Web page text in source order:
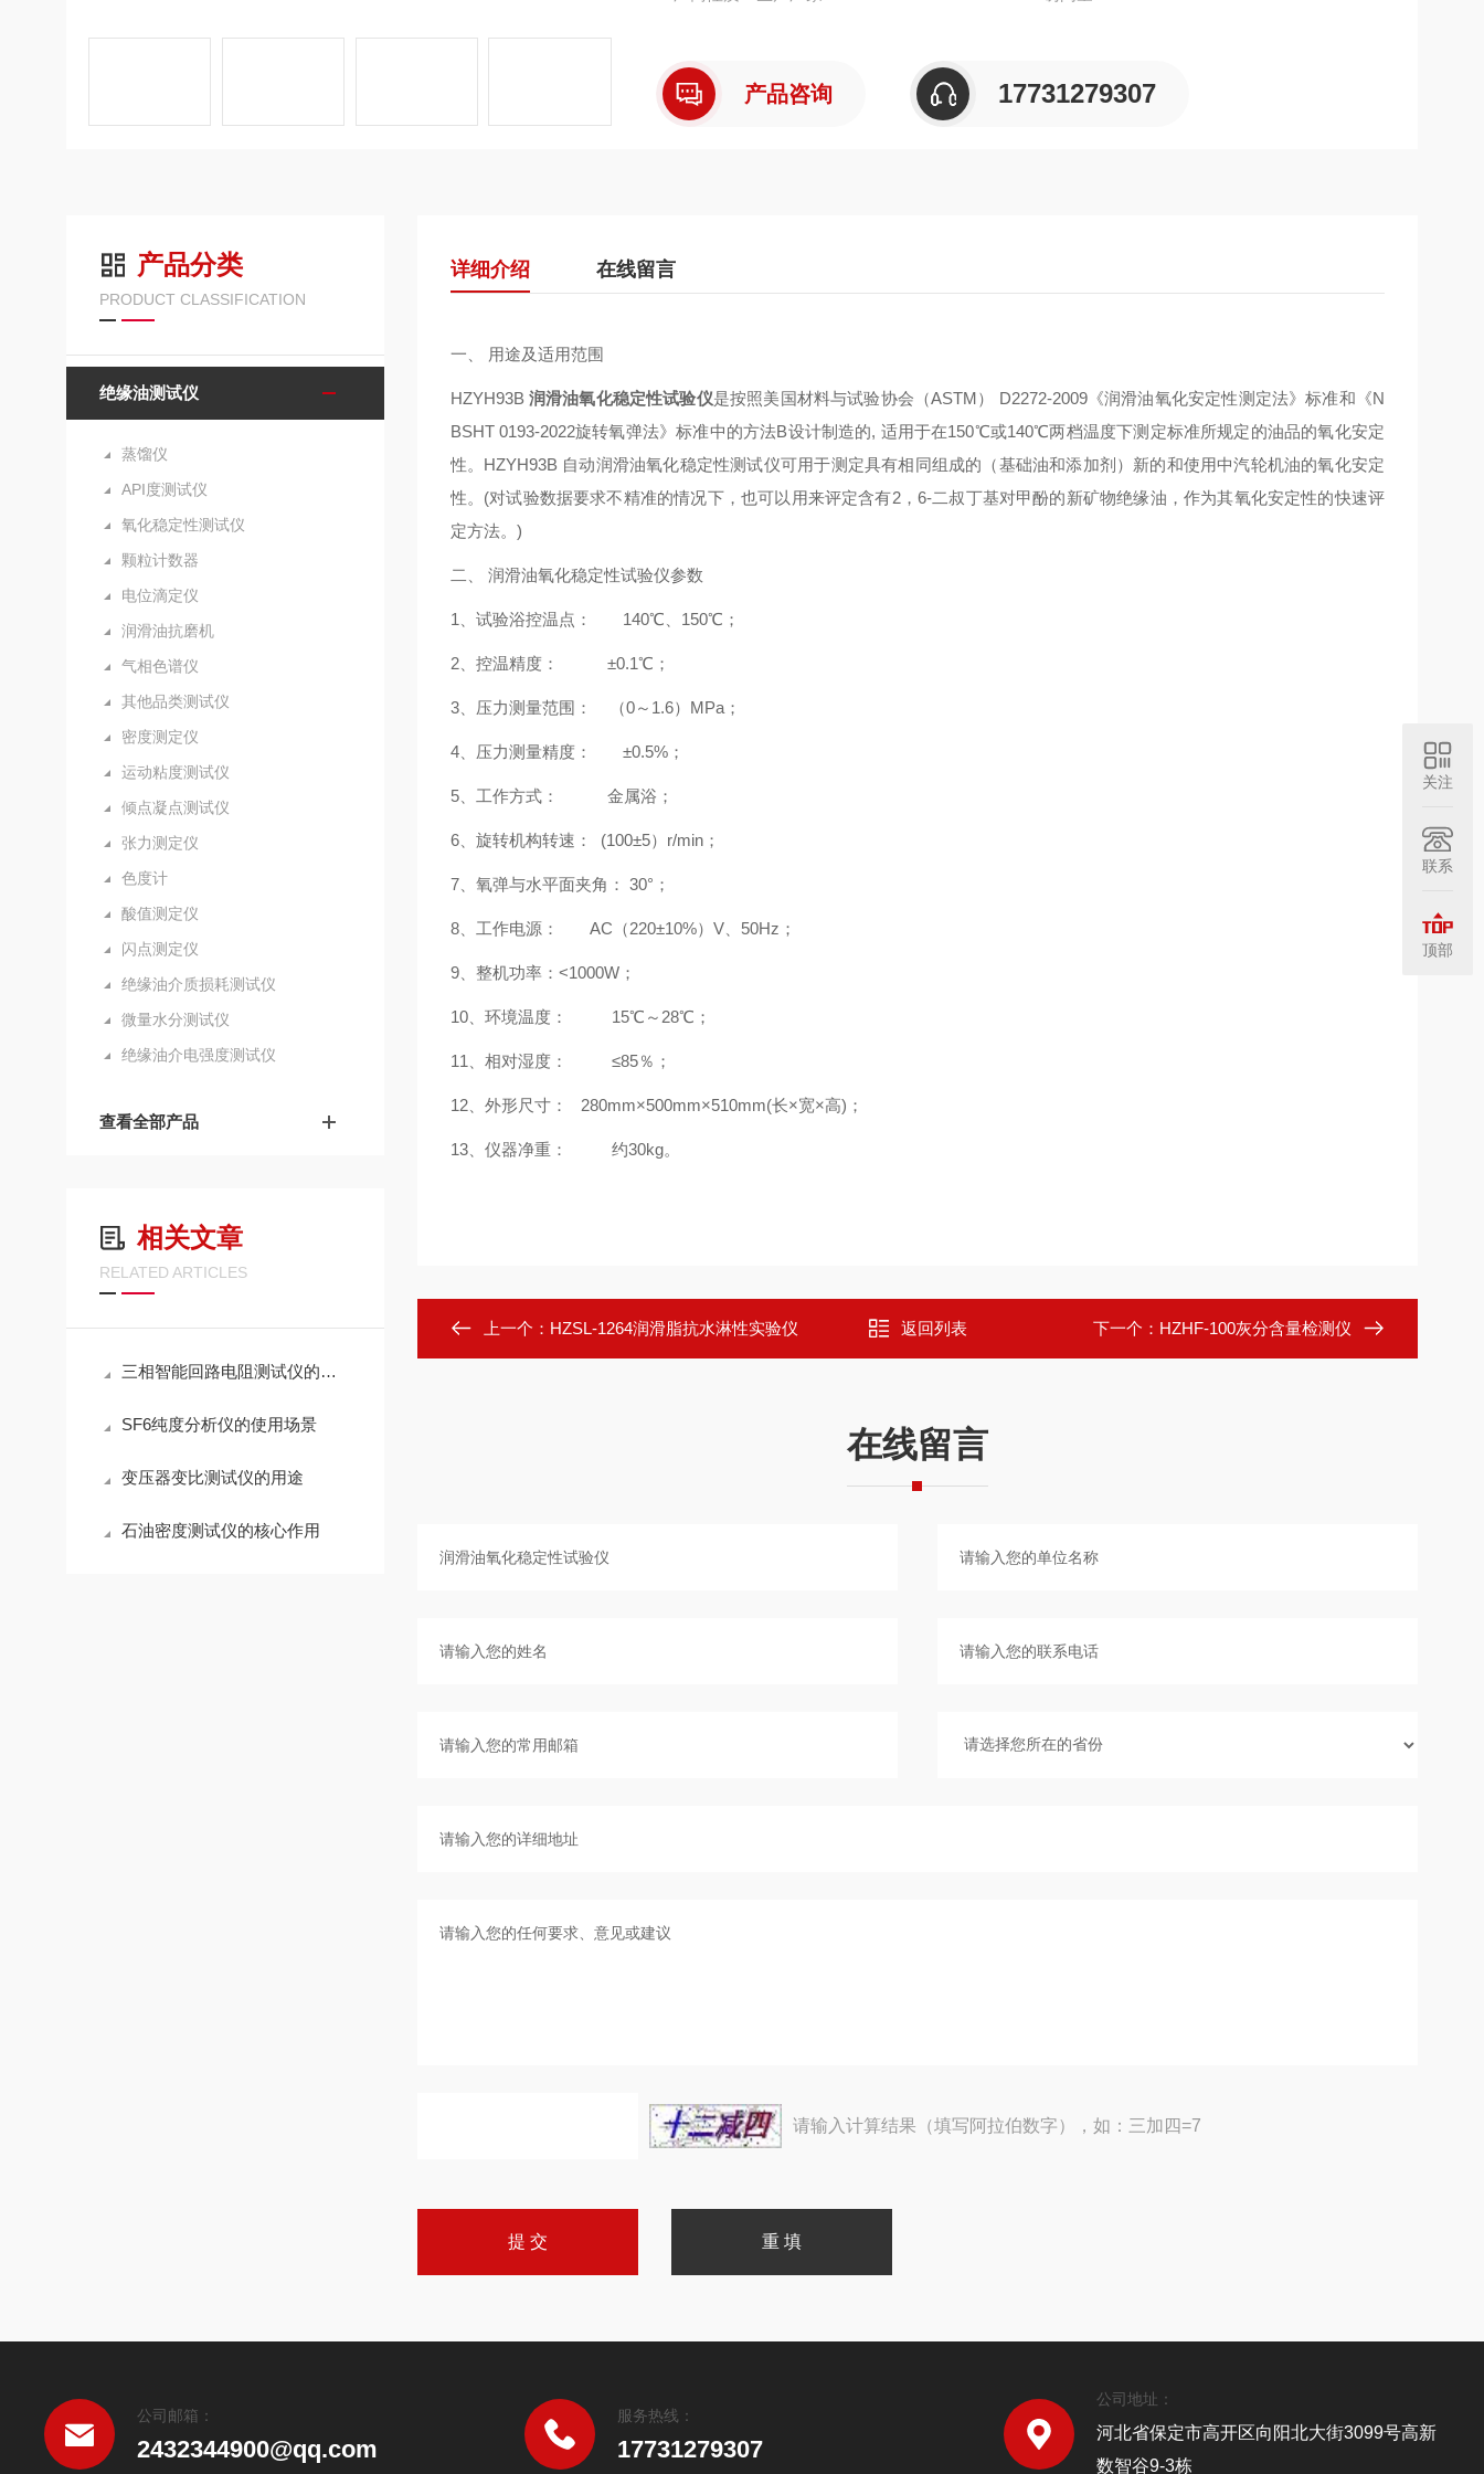
产品咨询 17731279307
产品分类
PRODUCT CLASSIFICATION
绝缘油测试仪
蒸馏仪
API度测试仪
氧化稳定性测试仪
颗粒计数器
电位滴定仪
润滑油抗磨机
气相色谱仪
其他品类测试仪
密度测定仪
运动粘度测试仪
倾点凝点测试仪
张力测定仪
色度计
酸值测定仪
闪点测定仪
绝缘油介质损耗测试仪
微量水分测试仪
绝缘油介电强度测试仪
查看全部产品
相关文章
RELATED ARTICLES
三相智能回路电阻测试仪的操作使用
SF6纯度分析仪的使用场景
变压器变比测试仪的用途
石油密度测试仪的核心作用
详细介绍 在线留言
一、 用途及适用范围
HZYH93B 润滑油氧化稳定性试验仪是按照美国材料与试验协会（ASTM） D2272-2009《润滑油氧化安定性测定法》标准和《N
BSHT 0193-2022旋转氧弹法》标准中的方法B设计制造的, 适用于在150℃或140℃两档温度下测定标准所规定的油品的氧化安定
性。HZYH93B 自动润滑油氧化稳定性测试仪可用于测定具有相同组成的（基础油和添加剂）新的和使用中汽轮机油的氧化安定
性。(对试验数据要求不精准的情况下，也可以用来评定含有2，6-二叔丁基对甲酚的新矿物绝缘油，作为其氧化安定性的快速评
定方法。)
二、 润滑油氧化稳定性试验仪参数
1、试验浴控温点： 140℃、150℃；
2、控温精度： ±0.1℃；
3、压力测量范围： （0～1.6）MPa；
4、压力测量精度： ±0.5%；
5、工作方式： 金属浴；
6、旋转机构转速： (100±5）r/min；
7、氧弹与水平面夹角： 30°；
8、工作电源： AC（220±10%）V、50Hz；
9、整机功率：<1000W；
10、环境温度： 15℃～28℃；
11、相对湿度： ≤85％；
12、外形尺寸： 280mm×500mm×510mm(长×宽×高)；
13、仪器净重： 约30kg。
上一个： HZSL-1264润滑脂抗水淋性实验仪 返回列表 下一个： HZHF-100灰分含量检测仪
在线留言
请输入计算结果（填写阿拉伯数字），如：三加四=7
公司邮箱：
2432344900@qq.com
服务热线：
17731279307
公司地址：
河北省保定市高开区向阳北大街3099号高新
数智谷9-3栋
关注
联系
顶部